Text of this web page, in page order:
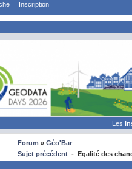
Inscription
Les
Forum » Géo'Bar
Sujet précédent - Egalité des